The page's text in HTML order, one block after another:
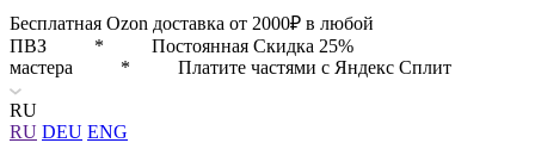
Бесплатная Ozon доставка от 2000₽ в любой
ПВЗ * Постоянная Скидка 25%
мастера * Платите частями с Яндекс Сплит
RU
RU DEU ENG